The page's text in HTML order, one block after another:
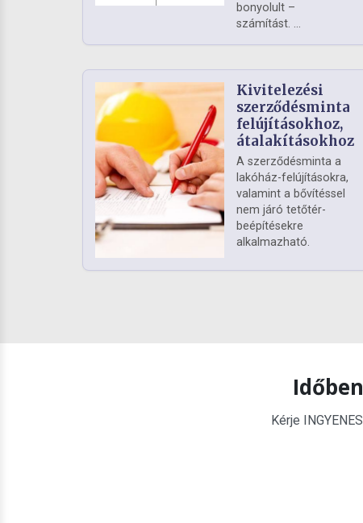
bonyolult –
számítást. ...
Kivitelezési
szerződésminta
felújításokhoz,
átalakításokhoz
A szerződésminta a
lakóház-felújításokra,
valamint a bővítéssel
nem járó tetőtér-
beépítésekre
alkalmazható.
Kérje